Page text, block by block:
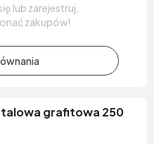
lub zarejestruj,
zakupów!
grafitowa 250